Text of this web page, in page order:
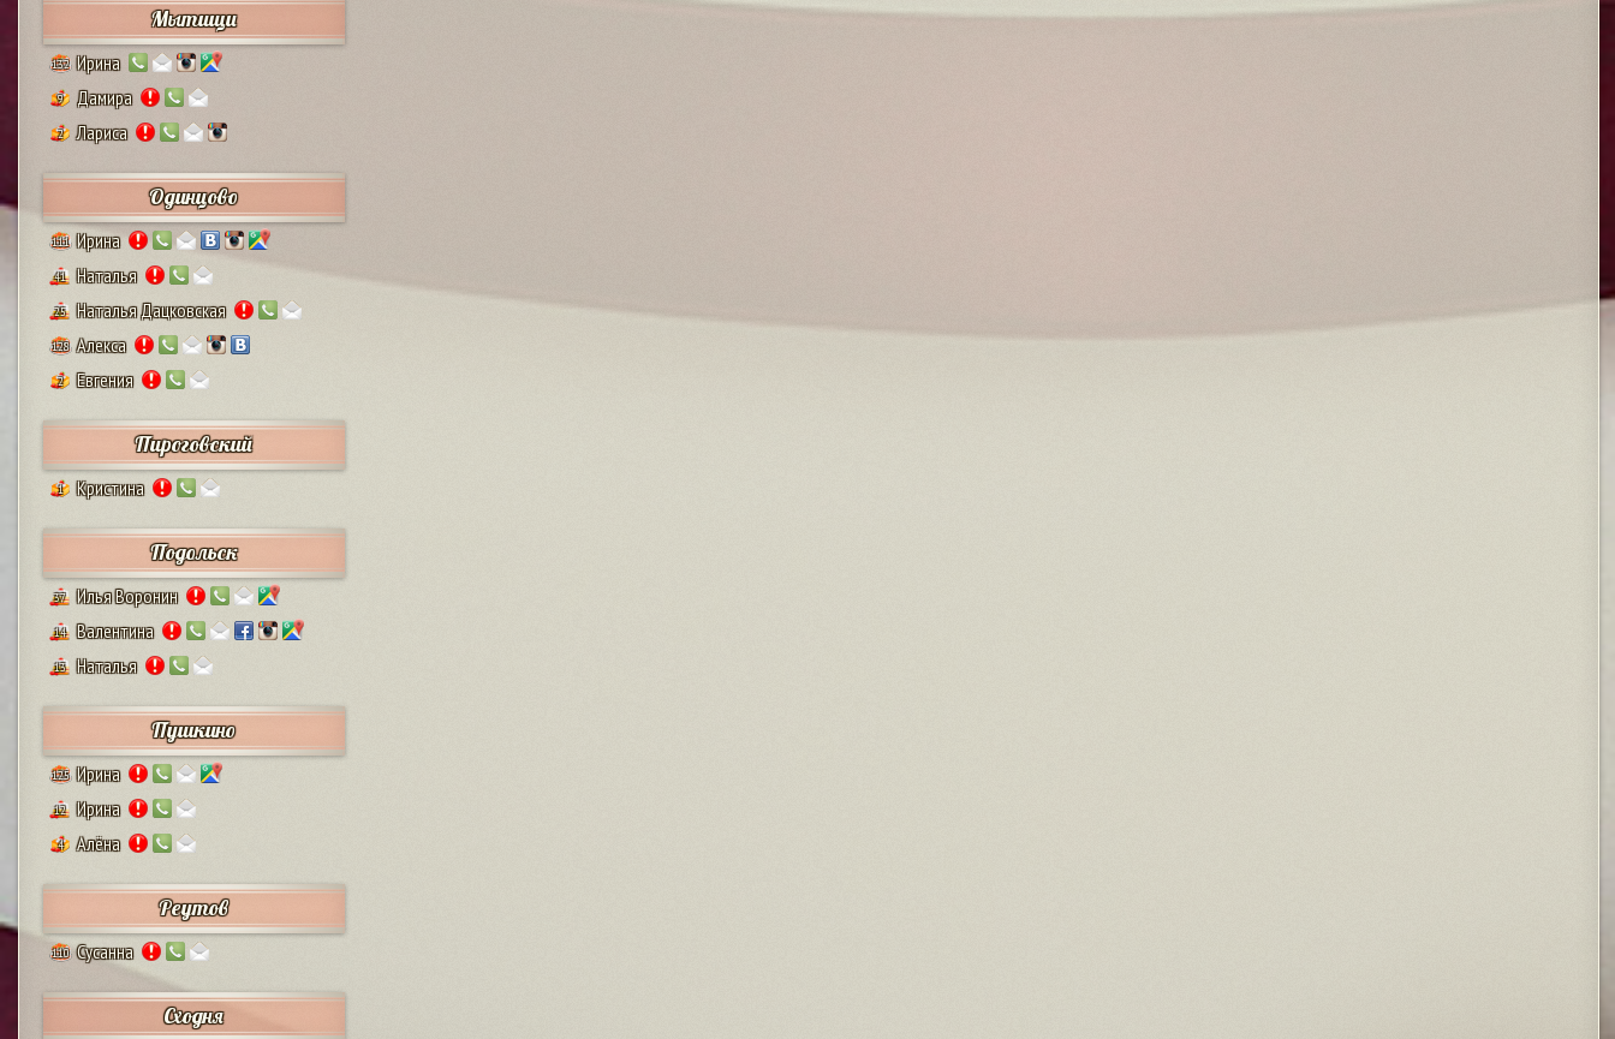
Мытищи
132 Ирина
9 Дамира
2 Лариса
Одинцово
111 Ирина
41 Наталья
25 Наталья Дацковская
128 Алекса
2 Евгения
Пироговский
1 Кристина
Подольск
37 Илья Воронин
14 Валентина
13 Наталья
Пушкино
125 Ирина
12 Ирина
4 Алёна
Реутов
110 Сусанна
Сходня